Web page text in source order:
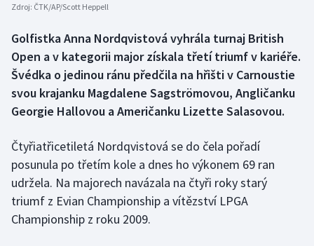
Box
Curling
Florbal
Golf
Zdroj: ČTK/AP/Scott Heppell
Golfistka Anna Nordqvistová vyhrála turnaj British
Open a v kategorii major získala třetí triumf v kariéře.
Švédka o jedinou ránu předčila na hřišti v Carnoustie
svou krajanku Magdalene Sagströmovou, Angličanku
Georgie Hallovou a Američanku Lizette Salasovou.
Čtyřiatřicetiletá Nordqvistová se do čela pořadí
posunula po třetím kole a dnes ho výkonem 69 ran
udržela. Na majorech navázala na čtyři roky starý
triumf z Evian Championship a vítězství LPGA
Championship z roku 2009.